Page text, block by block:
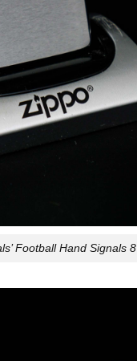
Football Hand Signals 8